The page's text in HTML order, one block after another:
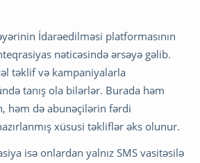
İdarəedilməsi platformasının
nəticəsində ərsəyə gəlib.
təklif və kampaniyalarla
tanış ola bilərlər. Burada həm
həm də abunəçilərin fərdi
xüsusi təkliflər əks olunur.
isə onlardan yalnız SMS vasitəsilə